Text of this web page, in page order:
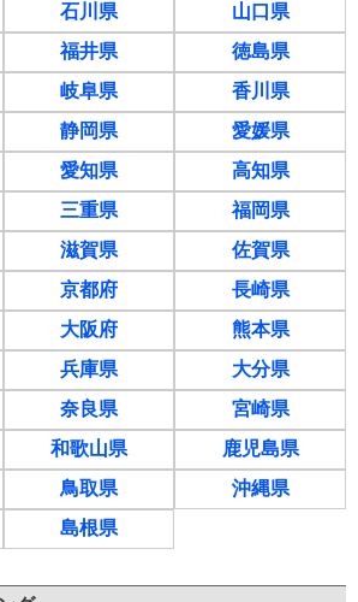
石川県
福井県
岐阜県
静岡県
愛知県
三重県
滋賀県
京都府
大阪府
兵庫県
奈良県
和歌山県
鳥取県
島根県
山口県
徳島県
香川県
愛媛県
高知県
福岡県
佐賀県
長崎県
熊本県
大分県
宮崎県
鹿児島県
沖縄県